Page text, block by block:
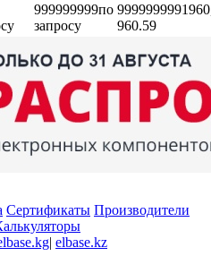
999999999по
запросу
999999999
960.59
Сертификаты Производители
| elbase.kz